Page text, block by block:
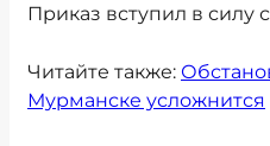
Приказ вступил в силу
Читайте также:
Мурманске усложнится